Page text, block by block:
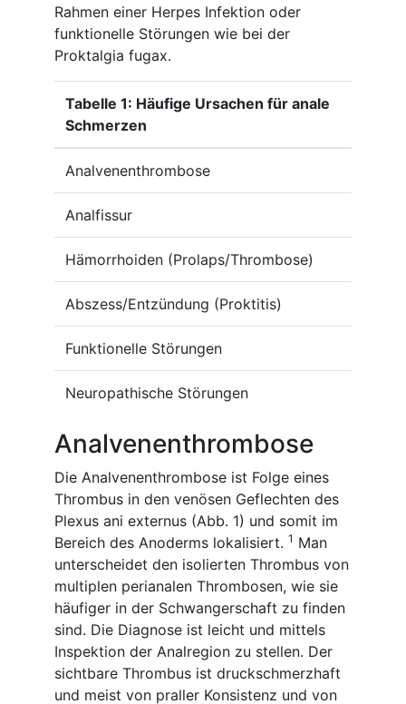
Rahmen einer Herpes Infektion oder
funktionelle Störungen wie bei der
Proktalgia fugax.
Tabelle 1: Häufige Ursachen für anale
Schmerzen
Analvenenthrombose
Analfissur
Hämorrhoiden (Prolaps/Thrombose)
Abszess/Entzündung (Proktitis)
Funktionelle Störungen
Neuropathische Störungen
Analvenenthrombose
Die Analvenenthrombose ist Folge eines
Thrombus in den venösen Geflechten des
Plexus ani externus (Abb. 1) und somit im
Bereich des Anoderms lokalisiert. 1 Man
unterscheidet den isolierten Thrombus von
multiplen perianalen Thrombosen, wie sie
häufiger in der Schwangerschaft zu finden
sind. Die Diagnose ist leicht und mittels
Inspektion der Analregion zu stellen. Der
sichtbare Thrombus ist druckschmerzhaft
und meist von praller Konsistenz und von